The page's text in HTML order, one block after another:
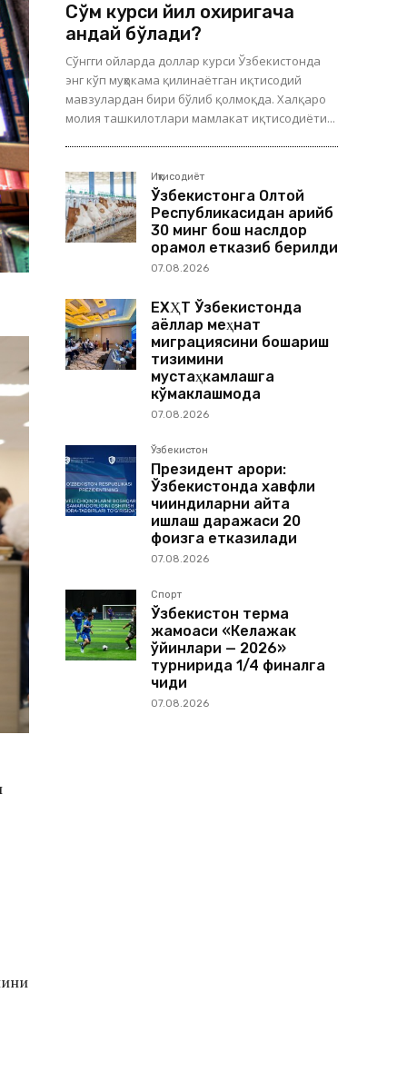
Сўм курси йил охиригача
қандай бўлади?
Сўнгги ойларда доллар курси Ўзбекистонда
энг кўп муҳокама қилинаётган иқтисодий
мавзулардан бири бўлиб қолмоқда. Халқаро
молия ташкилотлари мамлакат иқтисодиёти...
Иқтисодиёт
Ўзбекистонга Олтой
Республикасидан қарийб
30 минг бош наслдор
қорамол етказиб берилди
07.08.2026
ЕХҲТ Ўзбекистонда
аёллар меҳнат
миграциясини бошқариш
тизимини
мустаҳкамлашга
кўмаклашмоқда
07.08.2026
Ўзбекистон
Президент қарори:
Ўзбекистонда хавфли
чиқиндиларни қайта
ишлаш даражаси 20
фоизга етказилади
07.08.2026
Спорт
Ўзбекистон терма
жамоаси «Келажак
ўйинлари — 2026»
турнирида 1/4 финалга
чиқди
07.08.2026